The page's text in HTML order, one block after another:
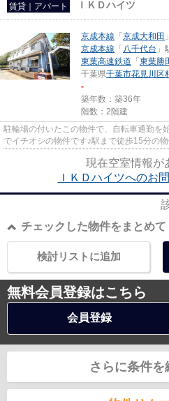
賃貸｜アパート ＩＫＤハイツ
京成本線 「 京成大和田
京成本線 「 八千代台 」
東葉高速鉄道 「 東葉勝
千葉県千葉市花見川区
-
築年数：築36年
階数：2階建
駐輪場の付いたこの物件で、自転車通勤を
でイチオシの物件です♪駅まで徒歩15分の
現在空室情報が
ＩＫＤハイツへのお
チェックした物件をまとめて
検討リストに追加
無料会員登録はこちら
会員登録
さらに条件を